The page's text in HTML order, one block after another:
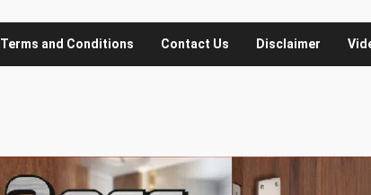
Terms and Conditions Contact Us Disclaimer